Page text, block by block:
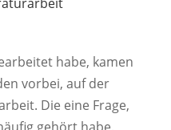
habe, kamen
vorbei, auf der
Die eine Frage,